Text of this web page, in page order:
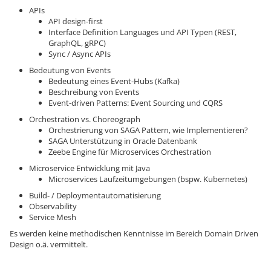
APIs
API design-first
Interface Definition Languages und API Typen (REST,
GraphQL, gRPC)
Sync / Async APIs
Bedeutung von Events
Bedeutung eines Event-Hubs (Kafka)
Beschreibung von Events
Event-driven Patterns: Event Sourcing und CQRS
Orchestration vs. Choreograph
Orchestrierung von SAGA Pattern, wie Implementieren?
SAGA Unterstützung in Oracle Datenbank
Zeebe Engine für Microservices Orchestration
Microservice Entwicklung mit Java
Microservices Laufzeitumgebungen (bspw. Kubernetes)
Build- / Deploymentautomatisierung
Observability
Service Mesh
Es werden keine methodischen Kenntnisse im Bereich Domain Driven
Design o.ä. vermittelt.